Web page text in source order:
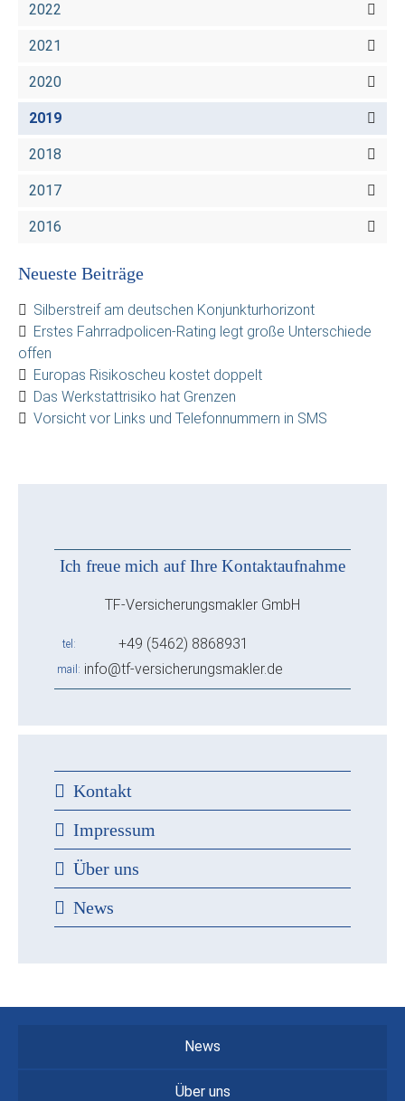
2022
2021
2020
2019
2018
2017
2016
Neueste Beiträge
Silberstreif am deutschen Konjunkturhorizont
Erstes Fahrradpolicen-Rating legt große Unterschiede
offen
Europas Risikoscheu kostet doppelt
Das Werkstattrisiko hat Grenzen
Vorsicht vor Links und Telefonnummern in SMS
Ich freue mich auf Ihre Kontaktaufnahme
TF-Versicherungsmakler GmbH
tel +49 (5462) 8868931
mail info@tf-versicherungsmakler.de
Kontakt
Impressum
Über uns
News
News
Über uns